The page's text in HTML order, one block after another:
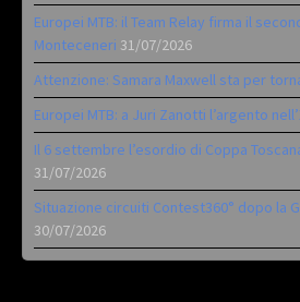
Europei MTB: il Team Relay firma il
Monteceneri 31/07/2026
Attenzione: Samara Maxwell sta per
Europei MTB: a Juri Zanotti l’argento
Il 6 settembre l’esordio di Coppa
31/07/2026
Situazione circuiti Contest360° dopo la
30/07/2026